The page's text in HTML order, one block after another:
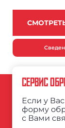
СЕРВИС
Если у
форму
с Вами